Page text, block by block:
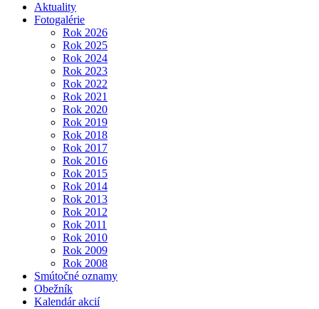
Aktuality
Fotogalérie
Rok 2026
Rok 2025
Rok 2024
Rok 2023
Rok 2022
Rok 2021
Rok 2020
Rok 2019
Rok 2018
Rok 2017
Rok 2016
Rok 2015
Rok 2014
Rok 2013
Rok 2012
Rok 2011
Rok 2010
Rok 2009
Rok 2008
Smútočné oznamy
Obežník
Kalendár akcií